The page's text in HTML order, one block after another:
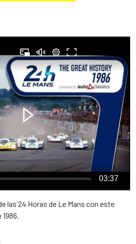
03:37
las 24 Horas de Le Mans con este